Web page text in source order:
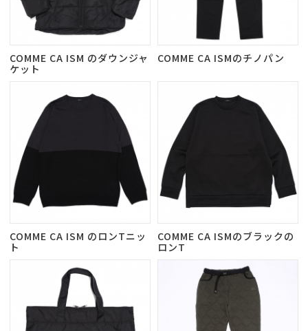
COMME CA ISM のダウンジャ
ケット
COMME CA ISMのチノパン
COMME CA ISM のロンTニッ
ト
COMME CA ISMのブラックの
ロンT